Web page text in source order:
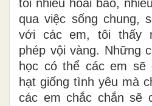
tôi nhiều hoài bão,
qua việc sống chung,
với các em, tôi thấy
phép vội vàng. Những
học có thể các em sẽ
hạt giống tình yêu mà
các em chắc chắn sẽ